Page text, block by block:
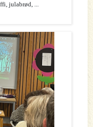
julabrød, ...